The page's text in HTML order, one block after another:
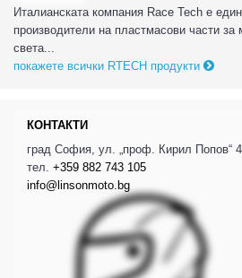
Италианската компания Race Tech е
производители на пластмасови части за
света...
покажете всички RTECH продукти
КОНТАКТИ
град София, ул. „проф. Кирил Попов“
тел. +359 882 743 105
info@linsonmoto.bg